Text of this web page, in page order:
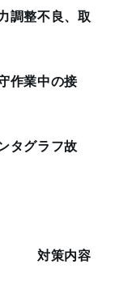
良、取
の接
ラフ故
容